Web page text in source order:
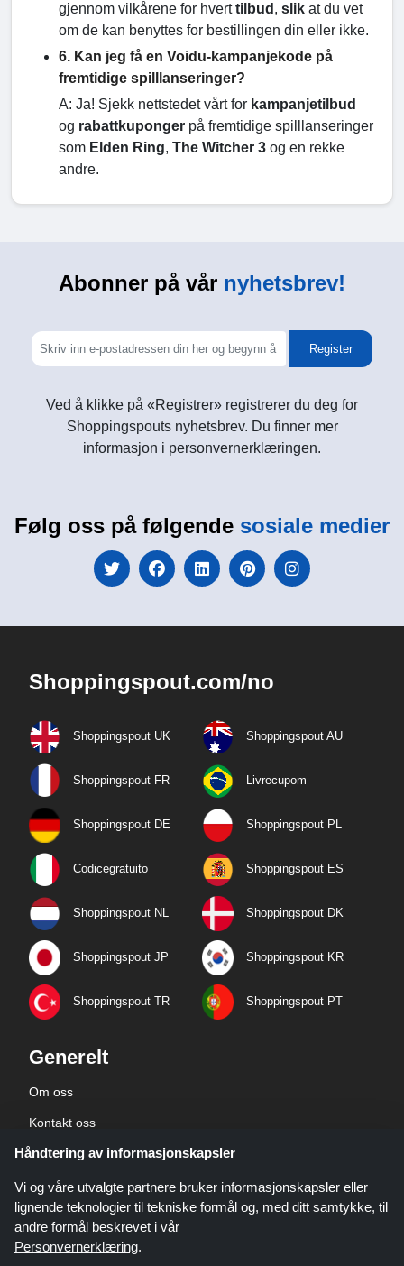
gjennom vilkårene for hverttilbud , slik at du vet
om de kan benyttes for bestillingen din eller ikke.
6. Kan jeg få en Voidu-kampanjekode på
fremtidige spilllanseringer?
A: Ja! Sjekk nettstedet vårt for kampanjetilbud
og rabattkuponger på fremtidige spilllanseringer
som Elden Ring, The Witcher 3 og en rekke
andre.
Abonner på vår nyhetsbrev!
Register
Ved å klikke på «Registrer» registrerer du deg for
Shoppingspouts nyhetsbrev. Du finner mer
informasjon i personvernerklæringen.
Følg oss på følgende sosiale medier
Shoppingspout.com/no
Shoppingspout UK Shoppingspout AU
Shoppingspout FR Livrecupom
Shoppingspout DE Shoppingspout PL
Codicegratuito Shoppingspout ES
Shoppingspout NL Shoppingspout DK
Shoppingspout JP Shoppingspout KR
Shoppingspout TR Shoppingspout PT
Generelt
Om oss
Kontakt oss
Bedriftsinformasjon
personvernerklæring
Håndtering av informasjonskapsler
Vi og våre utvalgte partnere bruker informasjonskapsler eller
lignende teknologier til tekniske formål og, med ditt samtykke, til
andre formål beskrevet i vår
Personvernerklæring.